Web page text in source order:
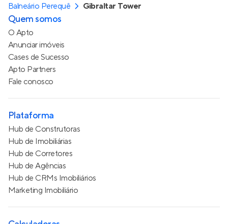
Balneário Perequê
Gibraltar Tower
Quem somos
O Apto
Anunciar imóveis
Cases de Sucesso
Apto Partners
Fale conosco
Plataforma
Hub de Construtoras
Hub de Imobiliárias
Hub de Corretores
Hub de Agências
Hub de CRMs Imobiliários
Marketing Imobiliário